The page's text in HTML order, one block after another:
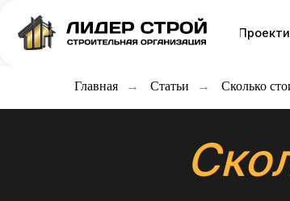
Главная → Статьи → Сколько